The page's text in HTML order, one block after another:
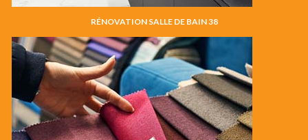
RÉNOVATION SALLE DE BAIN 38